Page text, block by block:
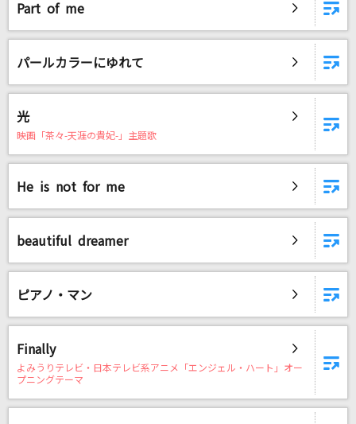
Part of me
パールカラーにゆれて
光
映画「茶々-天涯の貴妃-」主題歌
He is not for me
beautiful dreamer
ピアノ・マン
Finally
よみうりテレビ・日本テレビ系アニメ「エンジェル・ハート」オー
プニングテーマ